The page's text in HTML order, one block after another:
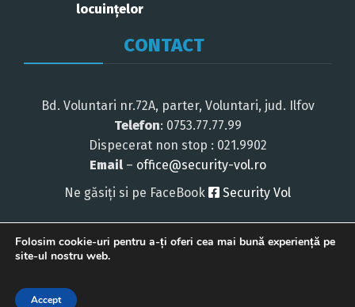
locuințelor
CONTACT
Bd. Voluntari nr.72A, parter, Voluntari, jud. Ilfov
Telefon: 0753.77.77.99
Dispecerat non stop : 021.9902
Email– office@security-vol.ro
Ne găsiți si pe FaceBook
Security Vol
Folosim cookie-uri pentru a-ți oferi cea mai bună experiență pe
site-ul nostru web.
Accept